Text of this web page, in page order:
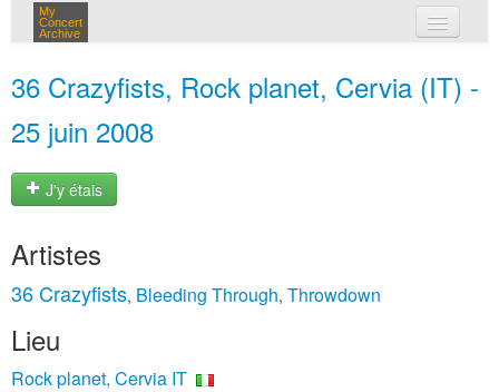
My
Concert
Archive
36 Crazyfists, Rock planet, Cervia (IT) -
25 juin 2008
J'y étais
Artistes
36 Crazyfists, Bleeding Through, Throwdown
Lieu
Rock planet, Cervia IT